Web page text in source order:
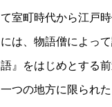
て室町時代から江戸
には、物語僧によっ
語』をはじめとする
一つの地方に限られ